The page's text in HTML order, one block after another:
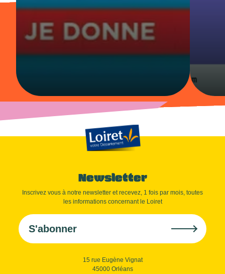
Newsletter
Inscrivez vous à notre newsletter et recevez, 1 fois par mois, toutes
les informations concernant le Loiret
S'abonner
15 rue Eugène Vignat
45000 Orléans